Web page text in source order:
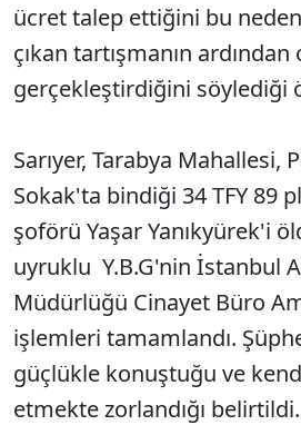
ücret talep ettiğini bu
çıkan tartışmanın ardından
gerçekleştirdiğini söylediği
Sarıyer, Tarabya Mahallesi,
Sokak'ta bindiği 34 TFY 89
şoförü Yaşar Yanıkyürek'i
uyruklu Y.B.G'nin İstanbul
Müdürlüğü Cinayet Büro
işlemleri tamamlandı.
güçlükle konuştuğu ve
etmekte zorlandığı belirtildi.